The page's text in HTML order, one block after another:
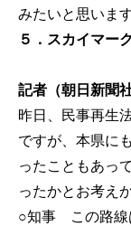
みたい
５．スカイマー
記者（朝日新聞社
昨日、民事再生
ですが、本県に
ったこともあっ
ったかとお考え
○知事 この路線